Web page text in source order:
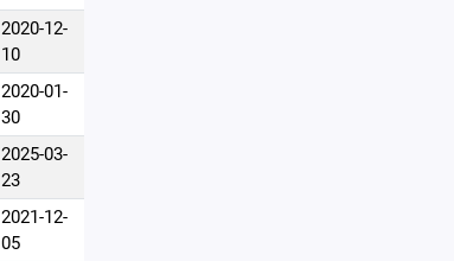
2020-12-
10
2020-01-
30
2025-03-
23
2021-12-
05